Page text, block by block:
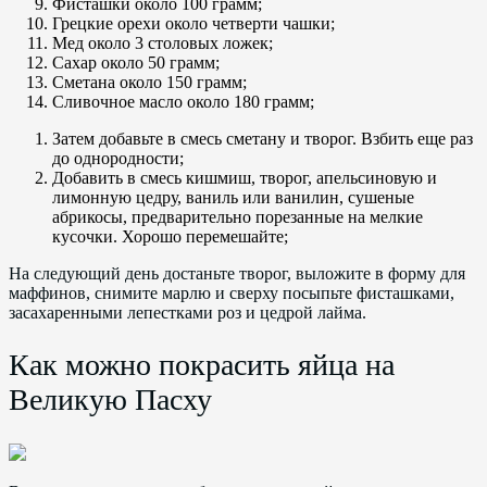
Фисташки около 100 грамм;
Грецкие орехи около четверти чашки;
Мед около 3 столовых ложек;
Сахар около 50 грамм;
Сметана около 150 грамм;
Сливочное масло около 180 грамм;
Затем добавьте в смесь сметану и творог. Взбить еще раз
до однородности;
Добавить в смесь кишмиш, творог, апельсиновую и
лимонную цедру, ваниль или ванилин, сушеные
абрикосы, предварительно порезанные на мелкие
кусочки. Хорошо перемешайте;
На следующий день достаньте творог, выложите в форму для
маффинов, снимите марлю и сверху посыпьте фисташками,
засахаренными лепестками роз и цедрой лайма.
Как можно покрасить яйца на
Великую Пасху